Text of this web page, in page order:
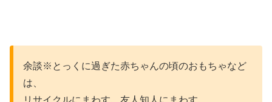
余談※とっくに過ぎた赤ちゃんの頃のおもちゃなど
は、
リサイクルにまわす、友人知人にまわす、